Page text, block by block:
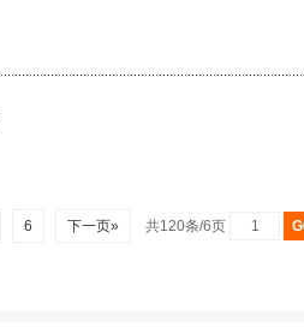
6 下一页» 共120条/6页